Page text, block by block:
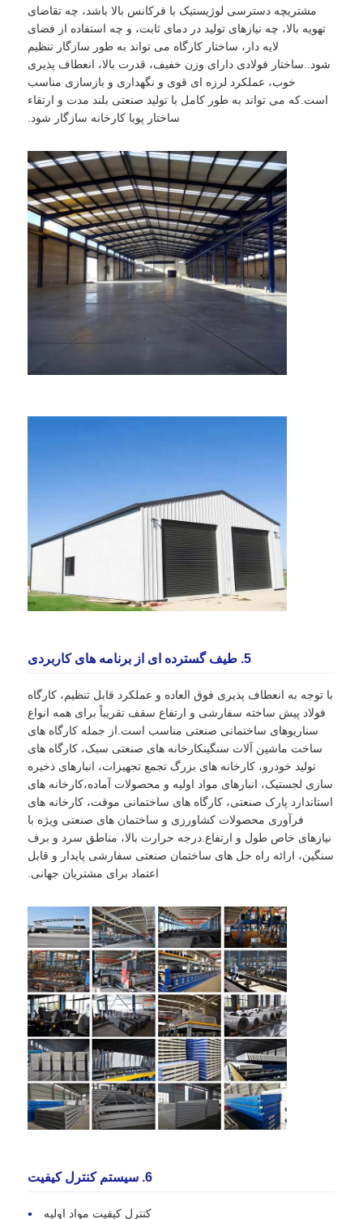
مشتریچه دسترسی لوژیستیک با فرکانس بالا باشد، چه تقاضای
تهویه بالا، چه نیازهای تولید در دمای ثابت، و چه استفاده از فضای
لایه دار، ساختار کارگاه می تواند به طور سازگار تنظیم
شود..ساختار فولادی دارای وزن خفیف، قدرت بالا، انعطاف پذیری
خوب، عملکرد لرزه ای قوی و نگهداری و بازسازی مناسب
است.که می تواند به طور کامل با تولید صنعتی بلند مدت و ارتقاء
ساختار پویا کارخانه سازگار شود.
5. طیف گسترده ای از برنامه های کاربردی
با توجه به انعطاف پذیری فوق العاده و عملکرد قابل تنظیم، کارگاه
فولاد پیش ساخته سفارشی و ارتفاع سقف تقریباً برای همه انواع
سناریوهای ساختمانی صنعتی مناسب است.از جمله کارگاه های
ساخت ماشین آلات سنگینکارخانه های صنعتی سبک، کارگاه های
تولید خودرو، کارخانه های بزرگ تجمع تجهیزات، انبارهای ذخیره
سازی لجستیک، انبارهای مواد اولیه و محصولات آماده،کارخانه های
استاندارد پارک صنعتی، کارگاه های ساختمانی موقت، کارخانه های
فرآوری محصولات کشاورزی و ساختمان های صنعتی ویژه با
نیازهای خاص طول و ارتفاع.درجه حرارت بالا، مناطق سرد و برف
سنگین، ارائه راه حل های ساختمان صنعتی سفارشی پایدار و قابل
اعتماد برای مشتریان جهانی.
6. سيستم کنترل کيفيت
کنترل کیفیت مواد اولیه